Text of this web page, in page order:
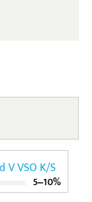
V VSO K/S
5‒10%